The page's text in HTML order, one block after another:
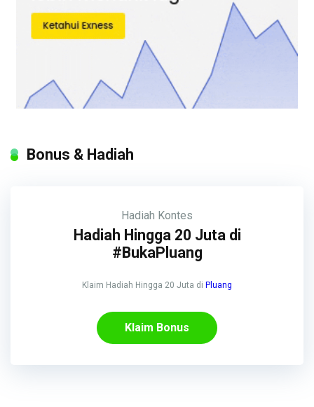
Bonus & Hadiah
Hadiah Kontes
Hadiah Hingga 20 Juta di
#BukaPluang
Klaim Hadiah Hingga 20 Juta di Pluang
Klaim Bonus